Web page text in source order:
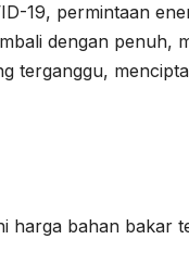
19, permintaan
dengan penuh,
terganggu,
harga bahan bakar